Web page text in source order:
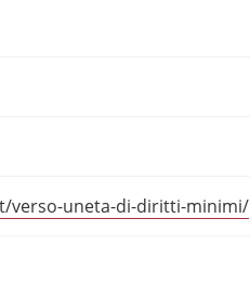
verso-uneta-di-diritti-minimi/